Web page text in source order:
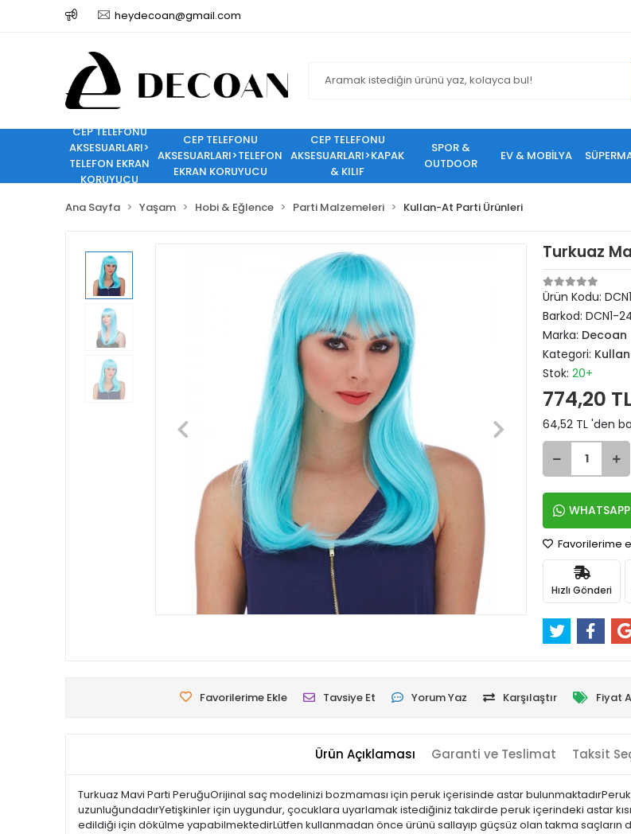
heydecoan@gmail.com
CEP TELEFONU
AKSESUARLARI>
TELEFON EKRAN
KORUYUCU
CEP TELEFONU
AKSESUARLARI>TELEFON
EKRAN KORUYUCU
CEP TELEFONU
AKSESUARLARI>KAPAK
& KILIF
SPOR &
OUTDOOR
EV & MOBİLYA
Ana Sayfa Yaşam Hobi & Eğlence Parti Malzemeleri Kullan-At Parti Ürünleri
Turkuaz
Ürün Kodu:
Barkod: DCN1-
Marka: Decoan
Kategori:
Stok: 20+
774,20
64,52 TL 'den
Favorilerime
Hızlı Gönderi
Favorilerime Ekle Tavsiye Et Yorum Yaz Karşılaştır Fiyat
Ürün Açıklaması Garanti ve Teslimat Taksit
Turkuaz Mavi Parti PeruğuOrijinal saç modelinizi bozmaması için peruk içerisinde astar
uzunluğundadırYetişkinler için uygundur, çocuklara uyarlamak istediğiniz takdirde peruk içerindeki astar
edildiği için dökülme yapabilmektedirLütfen kullanmadan önce ürünü sallayıp güçsüz olan takma saçların